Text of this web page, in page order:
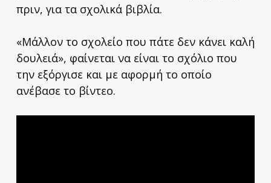
πριν, για τα σχολικά βιβλία.
«Μάλλον το σχολείο που πάτε δεν κάνει καλή
δουλειά», φαίνεται να είναι το σχόλιο που
την εξόργισε και με αφορμή το οποίο
ανέβασε το βίντεο.